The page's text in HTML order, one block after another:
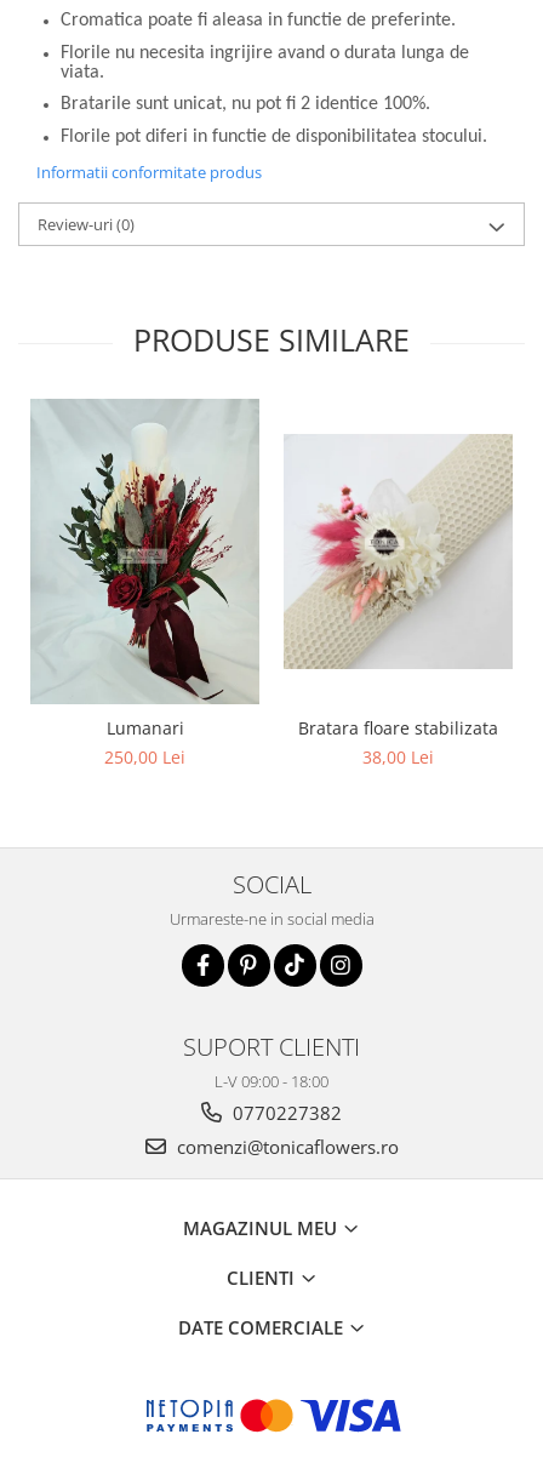
Cromatica poate fi aleasa in functie de preferinte.
Florile nu necesita ingrijire avand o durata lunga de
viata.
Bratarile sunt unicat, nu pot fi 2 identice 100%.
Florile pot diferi in functie de disponibilitatea stocului.
Informatii conformitate produs
Review-uri(0)
PRODUSE SIMILARE
Lumanari
250,00 Lei
Bratara floare stabilizata
38,00 Lei
SOCIAL
Urmareste-ne in social media
SUPORT CLIENTI
L-V 09:00 - 18:00
0770227382
comenzi@tonicaflowers.ro
MAGAZINUL MEU
CLIENTI
DATE COMERCIALE